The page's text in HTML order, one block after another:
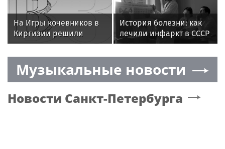
На Игры кочевников в
Киргизии решили
отправить 236
История болезни: как
лечили инфаркт в СССР
и как это делают
Музыкальные новости
Новости Санкт-Петербурга